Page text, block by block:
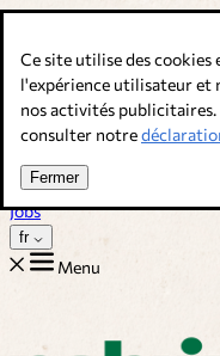
Ce site utilise des
l'expérience utilisateur et
nos activités
consulter notre
Fermer
Bouillons, épices &
Service client
Recettes
Trucs
Sur nous
Jobs
fr
Menu